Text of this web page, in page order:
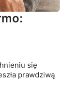
się
prawdziwą